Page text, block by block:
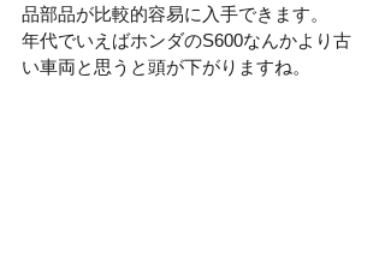
品部品が比較的容易に入手できます。
年代でいえばホンダのS600なんかより古
い車両と思うと頭が下がりますね。